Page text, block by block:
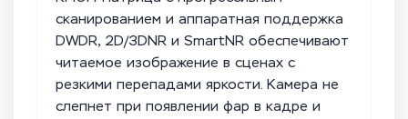
сканированием и аппаратная поддержка
DWDR, 2D/3DNR и SmartNR обеспечивают
читаемое изображение в сценах с
резкими перепадами яркости. Камера не
слепнет при появлении фар в кадре и